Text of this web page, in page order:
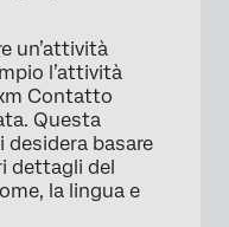
×
un’attività
l’attività
Contatto
Questa
desidera basare
dettagli del
la lingua e